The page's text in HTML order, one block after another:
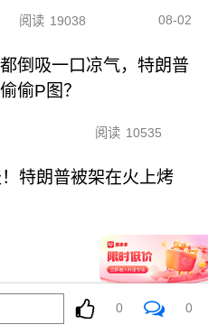
阅读 19038 08-02
倒吸一口凉气，特朗普
偷P图？
阅读 10535
特朗普被架在火上烤
0 0